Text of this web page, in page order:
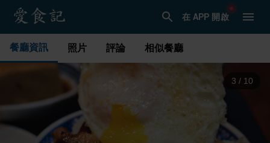
在 APP 開啟
餐廳資訊 照片 評論 相似餐廳
3 / 10